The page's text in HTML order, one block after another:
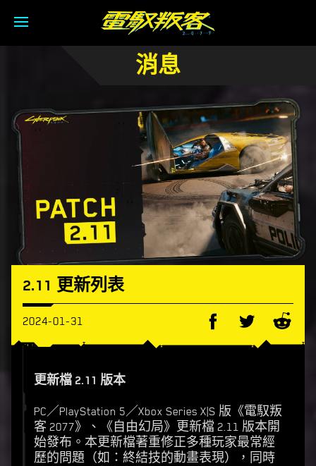
消息
2.11 更新列表
2024-01-31
更新檔 2.11 版本
PC／PlayStation 5／Xbox Series X|S 版《電馭叛
客 2077》、《自由幻局》更新檔 2.11 版本開
始發布。本更新檔著重修正多種玩家最常經
歷的問題（如：終結技的動畫表現），同時